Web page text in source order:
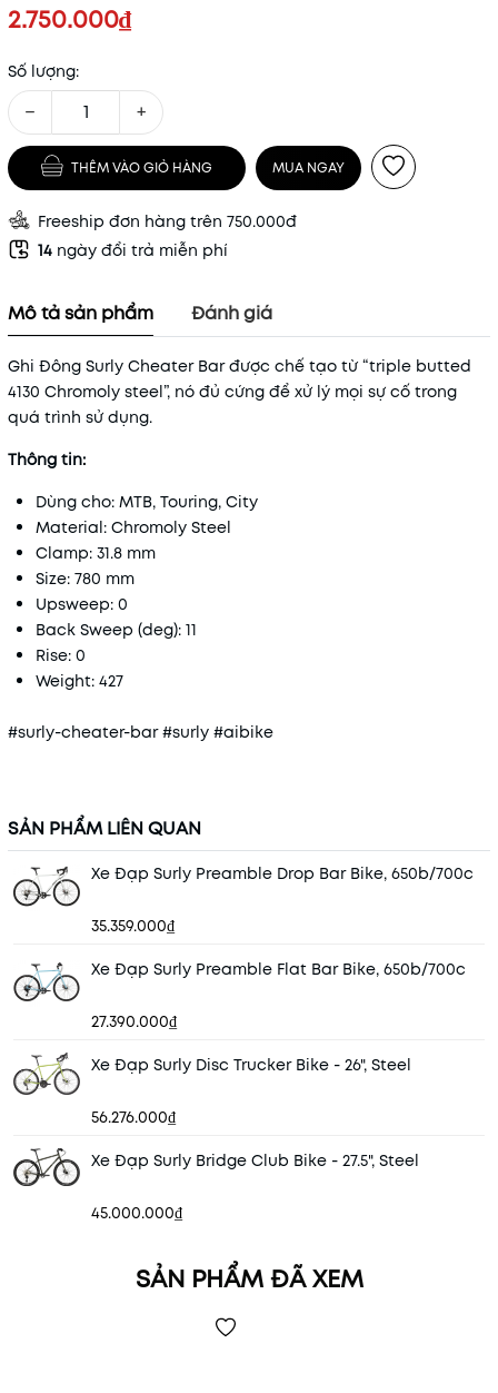
2.750.000₫
Số lượng:
− +
THÊM VÀO GIỎ HÀNG MUA NGAY
Freeship đơn hàng trên 750.000đ
14 ngày đổi trả miễn phí
Mô tả sản phẩm Đánh giá
Ghi Đông Surly Cheater Bar được chế tạo từ “triple butted
4130 Chromoly steel”, nó đủ cứng để xử lý mọi sự cố trong
quá trình sử dụng.
Thông tin:
Dùng cho: MTB, Touring, City
Material: Chromoly Steel
Clamp: 31.8 mm
Size: 780 mm
Upsweep: 0
Back Sweep (deg): 11
Rise: 0
Weight: 427
#surly-cheater-bar #surly #aibike
SẢN PHẨM LIÊN QUAN
Xe Đạp Surly Preamble Drop Bar Bike, 650b/700c
35.359.000₫
Xe Đạp Surly Preamble Flat Bar Bike, 650b/700c
27.390.000₫
Xe Đạp Surly Disc Trucker Bike - 26", Steel
56.276.000₫
Xe Đạp Surly Bridge Club Bike - 27.5", Steel
45.000.000₫
SẢN PHẨM ĐÃ XEM